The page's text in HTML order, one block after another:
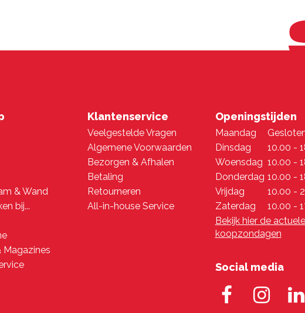
& Wand
bij...
Magazines
Klantenservice
Veelgestelde Vragen
Algemene Voorwaarden
Bezorgen & Afhalen
Betaling
Retourneren
All-in-house Service
Openingstijden
Maandag
Dinsdag
10.00 -
Woensdag 10.00 -
Donderdag 10.00 -
Vrijdag
10.00 -
Zaterdag
10.00 -
Bekijk hier de actuele
koopzondagen
Social media